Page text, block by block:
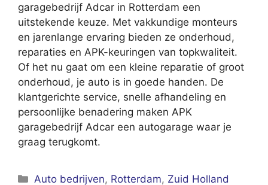
garagebedrijf Adcar in Rotterdam een
uitstekende keuze. Met vakkundige monteurs
en jarenlange ervaring bieden ze onderhoud,
reparaties en APK-keuringen van topkwaliteit.
Of het nu gaat om een kleine reparatie of groot
onderhoud, je auto is in goede handen. De
klantgerichte service, snelle afhandeling en
persoonlijke benadering maken APK
garagebedrijf Adcar een autogarage waar je
graag terugkomt.
Categorieën
Auto bedrijven, Rotterdam, Zuid Holland